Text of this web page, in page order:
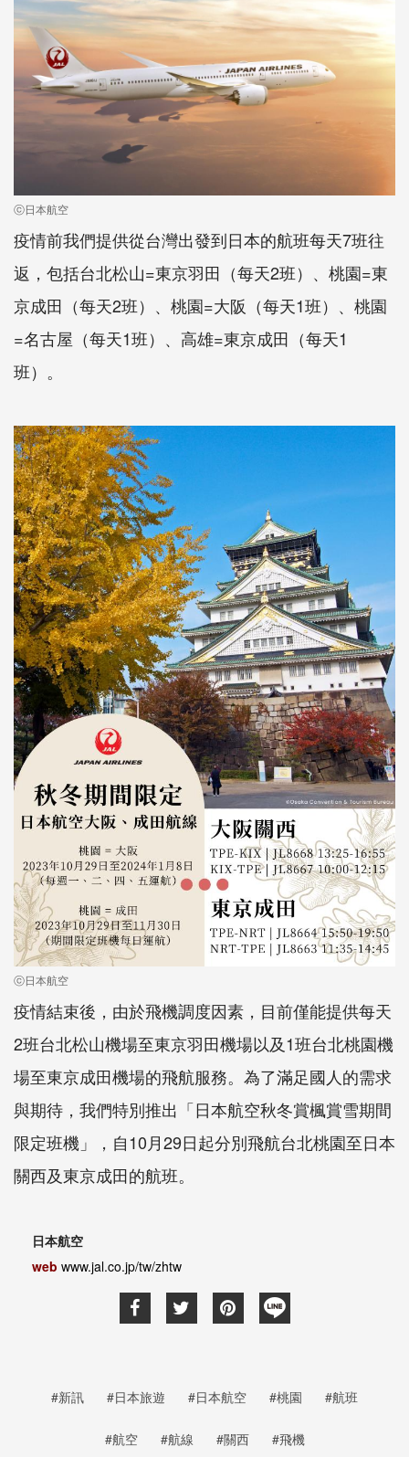
ⓒ日本航空
疫情前我們提供從台灣出發到日本的航班每天7班往
返，包括台北松山=東京羽田（每天2班）、桃園=東
京成田（每天2班）、桃園=大阪（每天1班）、桃園
=名古屋（每天1班）、高雄=東京成田（每天1
班）。
ⓒ日本航空
疫情結束後，由於飛機調度因素，目前僅能提供每天
2班台北松山機場至東京羽田機場以及1班台北桃園機
場至東京成田機場的飛航服務。為了滿足國人的需求
與期待，我們特別推出「日本航空秋冬賞楓賞雪期間
限定班機」，自10月29日起分別飛航台北桃園至日本
關西及東京成田的航班。
日本航空
web www.jal.co.jp/tw/zhtw
#新訊 #日本旅遊 #日本航空 #桃園 #航班
#航空 #航線 #關西 #飛機